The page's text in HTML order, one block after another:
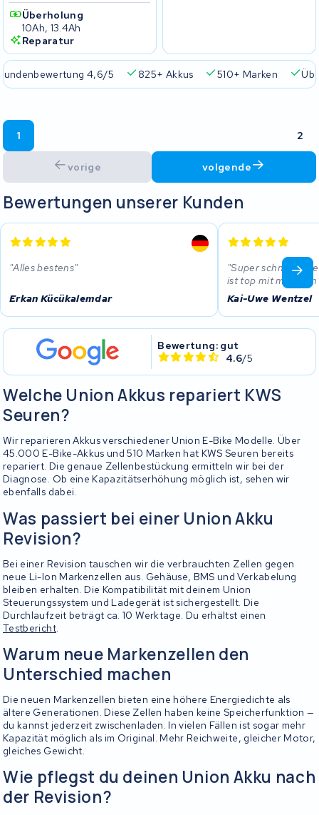
Überholung
10Ah, 13.4Ah
Reparatur
4,6/5 825+ Akkus 510+ Marken
vorige
1 2
volgende
Bewertungen unserer Kunden
Alles bestens
Erkan Kücükalemdar
Super schneller
ist top mit mehr Km
Kai-Uwe Wentzel
Bewertung: gut
4.6/5
Welche Union Akkus repariert KWS
Seuren?
Wir reparieren Akkus verschiedener Union E-Bike Modelle. Über
45.000 E-Bike-Akkus und 510 Marken hat KWS Seuren bereits
repariert. Die genaue Zellenbestückung ermitteln wir bei der
Diagnose. Ob eine Kapazitätserhöhung möglich ist, sehen wir
ebenfalls dabei.
Was passiert bei einer Union Akku
Revision?
Bei einer Revision tauschen wir die verbrauchten Zellen gegen
neue Li-Ion Markenzellen aus. Gehäuse, BMS und Verkabelung
bleiben erhalten. Die Kompatibilität mit deinem Union
Steuerungssystem und Ladegerät ist sichergestellt. Die
Durchlaufzeit beträgt ca. 10 Werktage. Du erhältst einen
Testbericht.
Warum neue Markenzellen den
Unterschied machen
Die neuen Markenzellen bieten eine höhere Energiedichte als
ältere Generationen. Diese Zellen haben keine Speicherfunktion —
du kannst jederzeit zwischenladen. In vielen Fällen ist sogar mehr
Kapazität möglich als im Original. Mehr Reichweite, gleicher Motor,
gleiches Gewicht.
Wie pflegst du deinen Union Akku nach
der Revision?